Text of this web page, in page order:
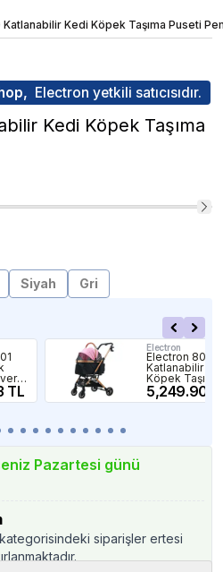
Katlanabilir Kedi Köpek Taşıma Puseti
Electron yetkili satıcısıdır.
Kedi Köpek Taşıma
Siyah Gri
TL
Electron
Electron 803-
Katlanabilir
Köpek Taşıma
Puseti Pembe
5,249.90
Pazartesi günü
siparişler ertesi